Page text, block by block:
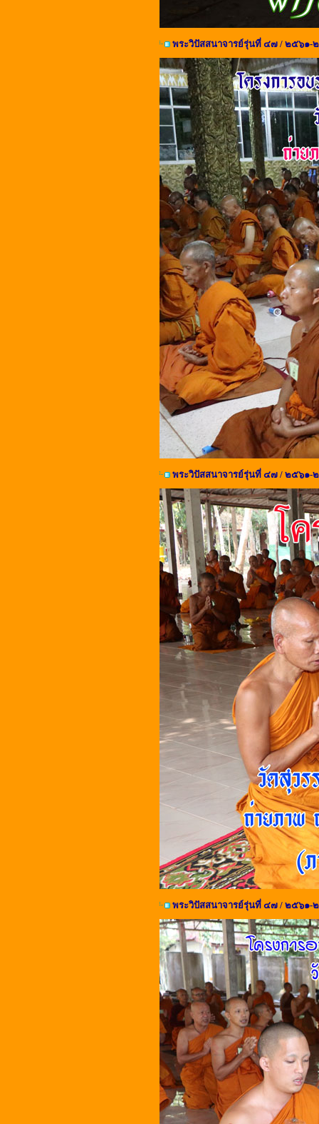
พระวิปัสสนาจารย์รุ่นที่ ๔๗ / ๒๕๖๑-
พระวิปัสสนาจารย์รุ่นที่ ๔๗ / ๒๕๖๑-
พระวิปัสสนาจารย์รุ่นที่ ๔๗ / ๒๕๖๑-